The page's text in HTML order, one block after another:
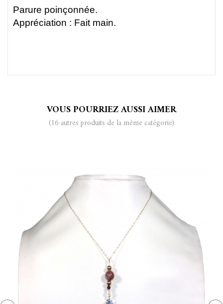
Parure poinçonnée.
Appréciation : Fait main.
VOUS POURRIEZ AUSSI AIMER
(16 autres produits de la même catégorie)